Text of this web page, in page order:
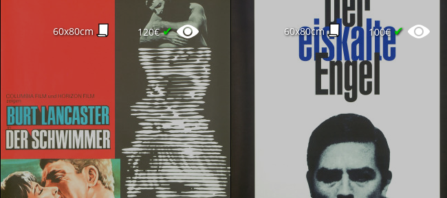
60x80cm 120€✔ 60x80cm 100€✔